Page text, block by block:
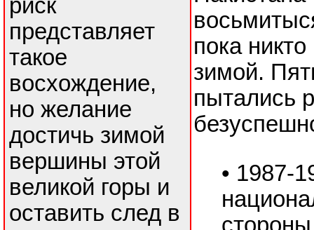
риск
представляет
такое
восхождение,
но желание
достичь зимой
вершины этой
великой горы и
оставить след в
пока
зимой.
пытались
• 1987-